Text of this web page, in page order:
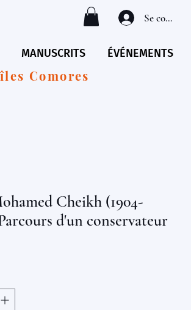
Se connecter
MANUSCRITS ÉVÉNEMENTS
Comores
Cheikh (1904-
d'un conservateur